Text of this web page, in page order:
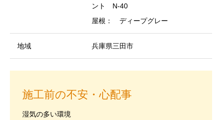
ント N-40
屋根： ディープグレー
地域 兵庫県三田市
施工前の不安・心配事
湿気の多い環境